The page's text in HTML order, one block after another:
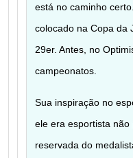
está no caminho
colocado na Copa da
29er. Antes, no
campeonatos.
Sua inspiração no
ele era esportista
reservada do